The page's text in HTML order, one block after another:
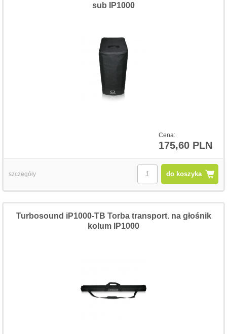
Cena:
175,60 PLN
sub IP1000
do koszyka
szczegóły
Turbosound iP1000-TB Torba transport. na głośnik
kolum IP1000